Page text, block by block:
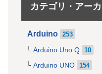
カテゴリ・アー
Arduino 253
Arduino Uno Q 10
Arduino UNO 154